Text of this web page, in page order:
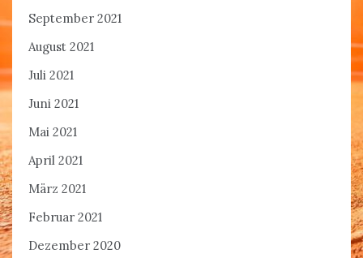
September 2021
August 2021
Juli 2021
Juni 2021
Mai 2021
April 2021
März 2021
Februar 2021
Dezember 2020